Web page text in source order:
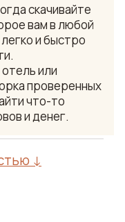
скачивайте
вам в любой
и быстро
или
проверенных
что-то
и денег.
↓